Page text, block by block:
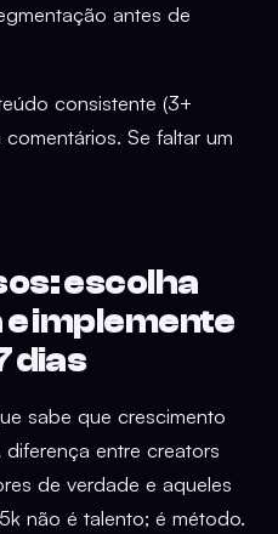
antes de
consistente (3+
Se faltar um
escolha
implemente
dias
sabe que crescimento
entre creators
de verdade e aqueles
não é talento; é método.